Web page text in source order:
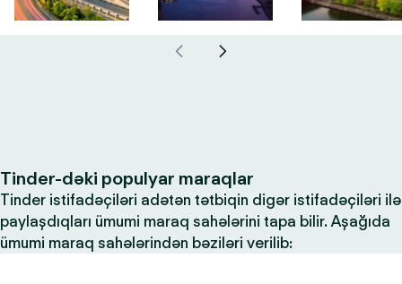
Tinder-dəki populyar maraqlar
Tinder istifadəçiləri adətən tətbiqin digər istifadəçiləri ilə
paylaşdıqları ümumi maraq sahələrini tapa bilir. Aşağıda
ümumi maraq sahələrindən bəziləri verilib: